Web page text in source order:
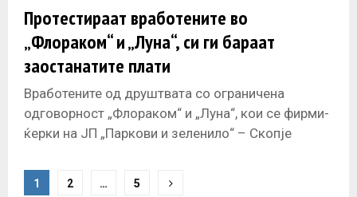
Протестираат вработените во
„Флораком“ и „Луна“, си ги бараат
заостанатите плати
Вработените од друштвата со ограничена
одговорност „Флораком“ и „Луна“, кои се фирми-
ќерки на ЈП „Паркови и зеленило“ – Скопје
1 2 … 5